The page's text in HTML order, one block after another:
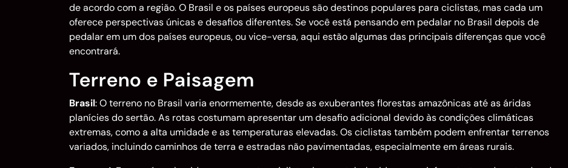
de acordo com a região. O Brasil e os países europeus são destinos populares para ciclistas, mas cada um
oferece perspectivas únicas e desafios diferentes. Se você está pensando em pedalar no Brasil depois de
pedalar em um dos países europeus, ou vice-versa, aqui estão algumas das principais diferenças que você
encontrará.
Terreno e Paisagem
Brasil: O terreno no Brasil varia enormemente, desde as exuberantes florestas amazônicas até as áridas
planícies do sertão. As rotas costumam apresentar um desafio adicional devido às condições climáticas
extremas, como a alta umidade e as temperaturas elevadas. Os ciclistas também podem enfrentar terrenos
variados, incluindo caminhos de terra e estradas não pavimentadas, especialmente em áreas rurais.